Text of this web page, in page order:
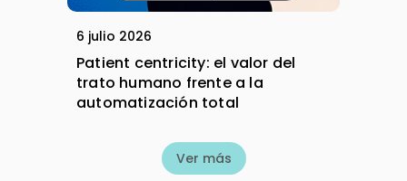
6 julio 2026
Patient centricity: el valor del
trato humano frente a la
automatización total
Ver más